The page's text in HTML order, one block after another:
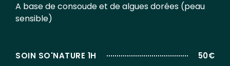
A base de consoude et de algues dorées (peau
sensible)
SOIN SO'NATURE 1H 50€